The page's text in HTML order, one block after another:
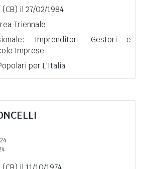
il 27/02/1984
Triennale
Imprenditori, Gestori e
Imprese
per L'Italia